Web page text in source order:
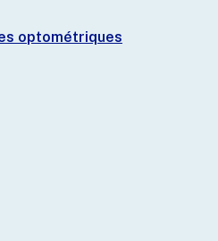
optométriques